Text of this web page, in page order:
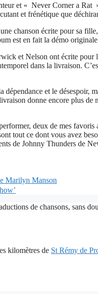
et « Never Corner a Rat
et frénétique que
chanson écrite pour sa
est en fait la démo
et Nelson ont écrite pour
dans la livraison.
et le désespoir,
donne encore
deux de mes
tout ce dont vous avez
de Johnny Thunders de
Marilyn Manson
de chansons, sans
kilomètres de St Rémy de